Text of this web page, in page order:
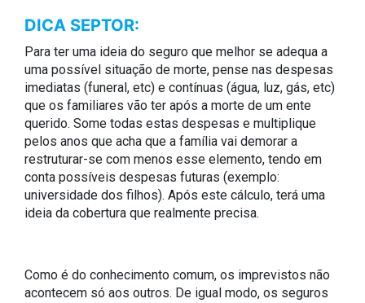
DICA SEPTOR:
Para ter uma ideia do seguro que melhor se adequa a
uma possível situação de morte, pense nas despesas
imediatas (funeral, etc) e contínuas (água, luz, gás, etc)
que os familiares vão ter após a morte de um ente
querido. Some todas estas despesas e multiplique
pelos anos que acha que a família vai demorar a
restruturar-se com menos esse elemento, tendo em
conta possíveis despesas futuras (exemplo:
universidade dos filhos). Após este cálculo, terá uma
ideia da cobertura que realmente precisa.
Como é do conhecimento comum, os imprevistos não
acontecem só aos outros. De igual modo, os seguros